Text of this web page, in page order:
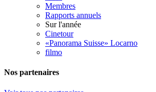
Membres
Rapports annuels
Sur l'année
Cinetour
«Panorama Suisse» Locarno
filmo
Nos partenaires